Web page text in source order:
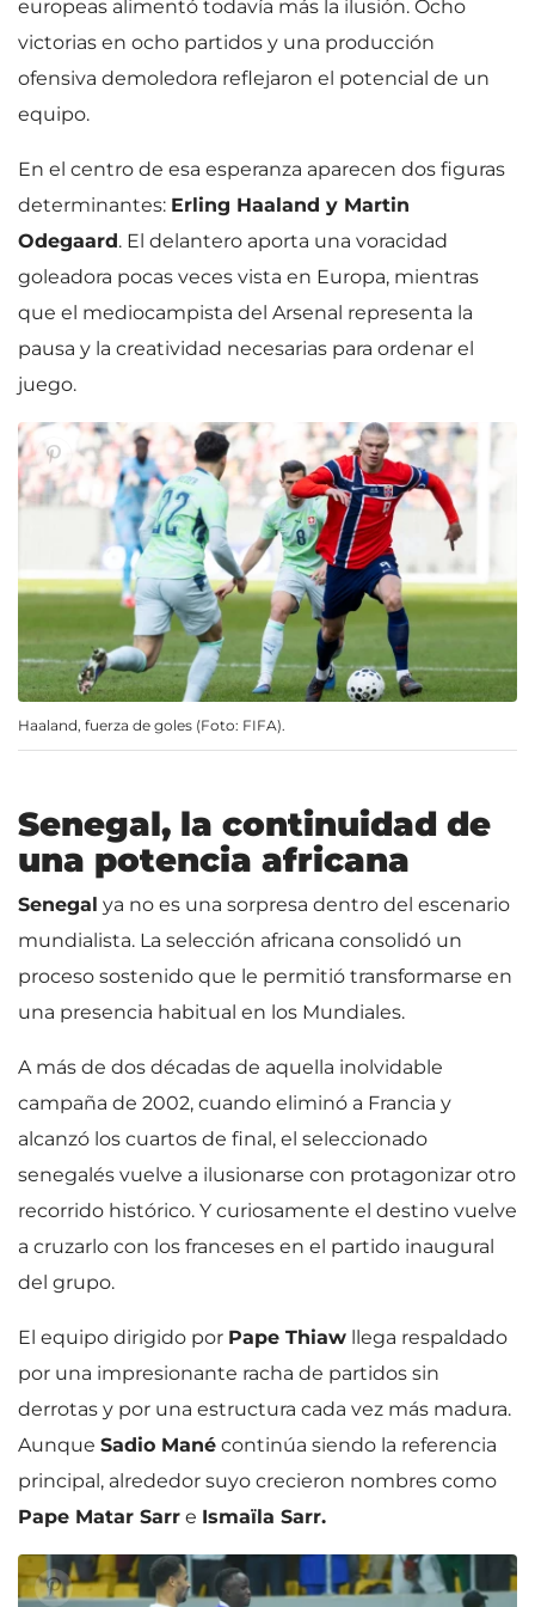
europeas alimentó todavía más la ilusión. Ocho
victorias en ocho partidos y una producción
ofensiva demoledora reflejaron el potencial de un
equipo.
En el centro de esa esperanza aparecen dos figuras
determinantes: Erling Haaland y Martin
Odegaard. El delantero aporta una voracidad
goleadora pocas veces vista en Europa, mientras
que el mediocampista del Arsenal representa la
pausa y la creatividad necesarias para ordenar el
juego.
Haaland, fuerza de goles (Foto: FIFA).
Senegal, la continuidad de
una potencia africana
Senegal ya no es una sorpresa dentro del escenario
mundialista. La selección africana consolidó un
proceso sostenido que le permitió transformarse en
una presencia habitual en los Mundiales.
A más de dos décadas de aquella inolvidable
campaña de 2002, cuando eliminó a Francia y
alcanzó los cuartos de final, el seleccionado
senegalés vuelve a ilusionarse con protagonizar otro
recorrido histórico. Y curiosamente el destino vuelve
a cruzarlo con los franceses en el partido inaugural
del grupo.
El equipo dirigido por Pape Thiaw llega respaldado
por una impresionante racha de partidos sin
derrotas y por una estructura cada vez más madura.
Aunque Sadio Mané continúa siendo la referencia
principal, alrededor suyo crecieron nombres como
Pape Matar Sarr e Ismaïla Sarr.